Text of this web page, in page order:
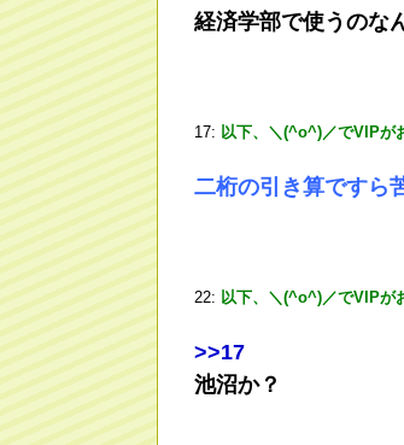
経済学部で使うのな
17: 以下、＼(^o^)／でVIPが
二桁の引き算ですら
22: 以下、＼(^o^)／でVIPが
>>17
池沼か？